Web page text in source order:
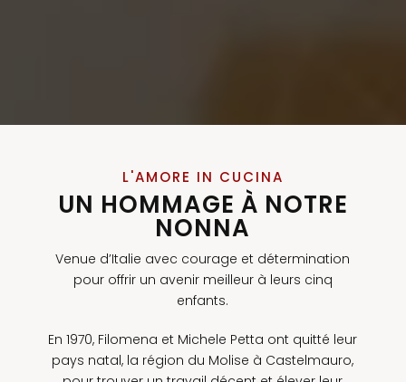
L'AMORE IN CUCINA
UN HOMMAGE À NOTRE
NONNA
Venue d’Italie avec courage et détermination
pour offrir un avenir meilleur à leurs cinq
enfants.
En 1970, Filomena et Michele Petta ont quitté leur
pays natal, la région du Molise à Castelmauro,